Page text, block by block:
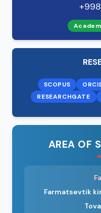
SCOPUS
RESEARCHGATE
AREA OF
Farmatsevtik